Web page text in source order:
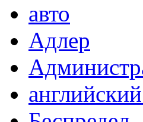
авто
Адлер